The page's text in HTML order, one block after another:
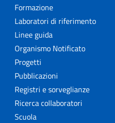
Formazione
Laboratori di riferimento
Linee guida
Organismo Notificato
Progetti
Pubblicazioni
Registri e sorveglianze
Ricerca collaboratori
Scuola